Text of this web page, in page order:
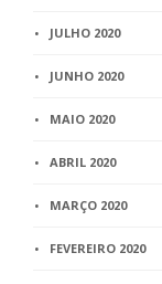
JULHO 2020
JUNHO 2020
MAIO 2020
ABRIL 2020
MARÇO 2020
FEVEREIRO 2020